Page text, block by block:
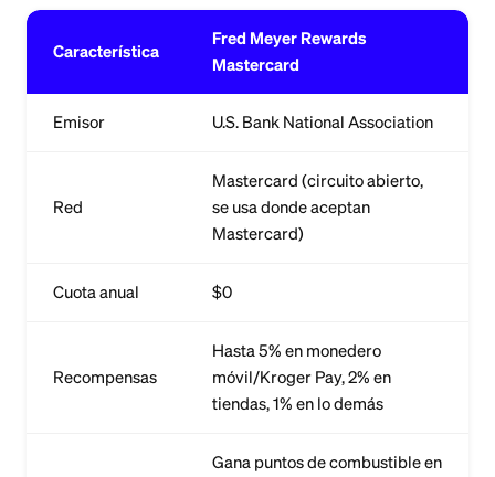
Característica
Fred Meyer Rewards
Mastercard
Emisor U.S. Bank National Association
Red
Mastercard (circuito abierto,
se usa donde aceptan
Mastercard)
Cuota anual $0
Recompensas
Hasta 5% en monedero
móvil/Kroger Pay, 2% en
tiendas, 1% en lo demás
Gana puntos de combustible en